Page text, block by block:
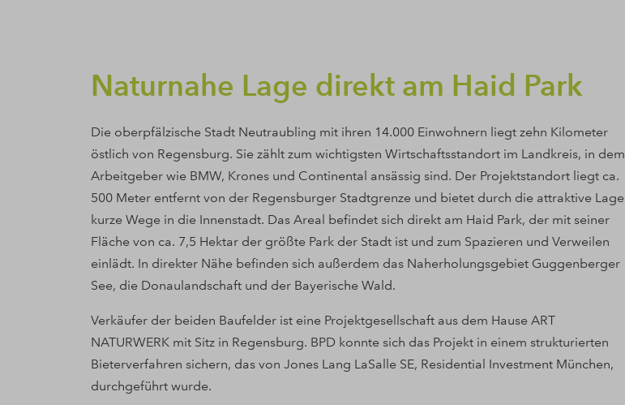
Naturnahe Lage direkt am Haid Park
Die oberpfälzische Stadt Neutraubling mit ihren 14.000 Einwohnern liegt zehn Kilometer
östlich von Regensburg. Sie zählt zum wichtigsten Wirtschaftsstandort im Landkreis, in dem
Arbeitgeber wie BMW, Krones und Continental ansässig sind. Der Projektstandort liegt ca.
500 Meter entfernt von der Regensburger Stadtgrenze und bietet durch die attraktive Lage
kurze Wege in die Innenstadt. Das Areal befindet sich direkt am Haid Park, der mit seiner
Fläche von ca. 7,5 Hektar der größte Park der Stadt ist und zum Spazieren und Verweilen
einlädt. In direkter Nähe befinden sich außerdem das Naherholungsgebiet Guggenberger
See, die Donaulandschaft und der Bayerische Wald.
Verkäufer der beiden Baufelder ist eine Projektgesellschaft aus dem Hause ART
NATURWERK mit Sitz in Regensburg. BPD konnte sich das Projekt in einem strukturierten
Bieterverfahren sichern, das von Jones Lang LaSalle SE, Residential Investment München,
durchgeführt wurde.